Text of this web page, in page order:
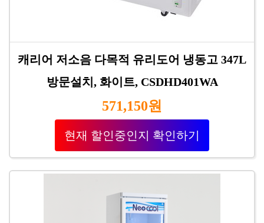
캐리어 저소음 다목적 유리도어 냉동고 347L
방문설치, 화이트, CSDHD401WA
571,150원
현재 할인중인지 확인하기